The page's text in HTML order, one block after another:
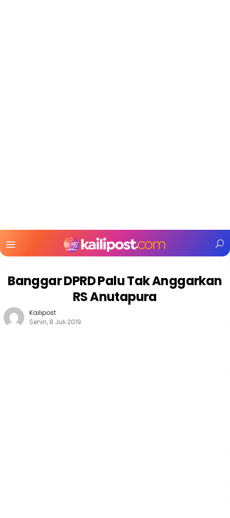
Mobile
Banggar DPRD Palu Tak Anggarkan
RS Anutapura
Kailipost
Senin, 8 Juli 2019